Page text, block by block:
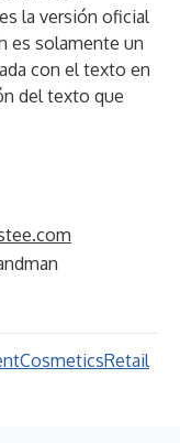
la versión oficial
es solamente un
con el texto en
del texto que
CosmeticsRetail